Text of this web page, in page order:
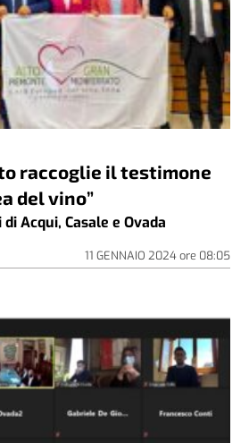
raccoglie il testimone
del vino”
Acqui, Casale e Ovada
11 GENNAIO 2024ore 08:05